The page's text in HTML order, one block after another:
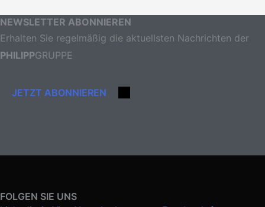
NEWSLETTER ABONNIEREN
Erhalten Sie regelmäßig die aktuellsten Nachrichten der
PHILIPPGRUPPE
JETZT ABONNIEREN
FOLGEN SIE UNS